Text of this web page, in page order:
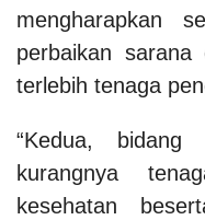
mengharapkan
perbaikan sarana
terlebih tenaga
“Kedua, bidang
kurangnya
kesehatan